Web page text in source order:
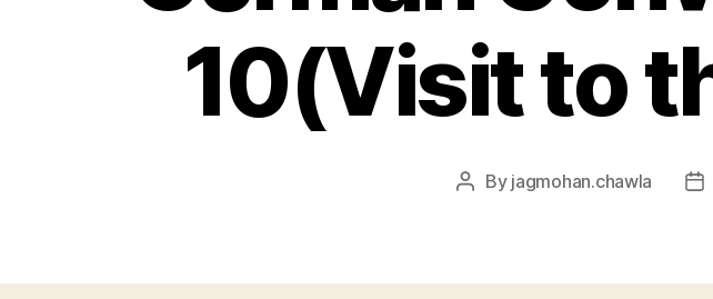
10(Visit to
Post
By jagmohan.chawla